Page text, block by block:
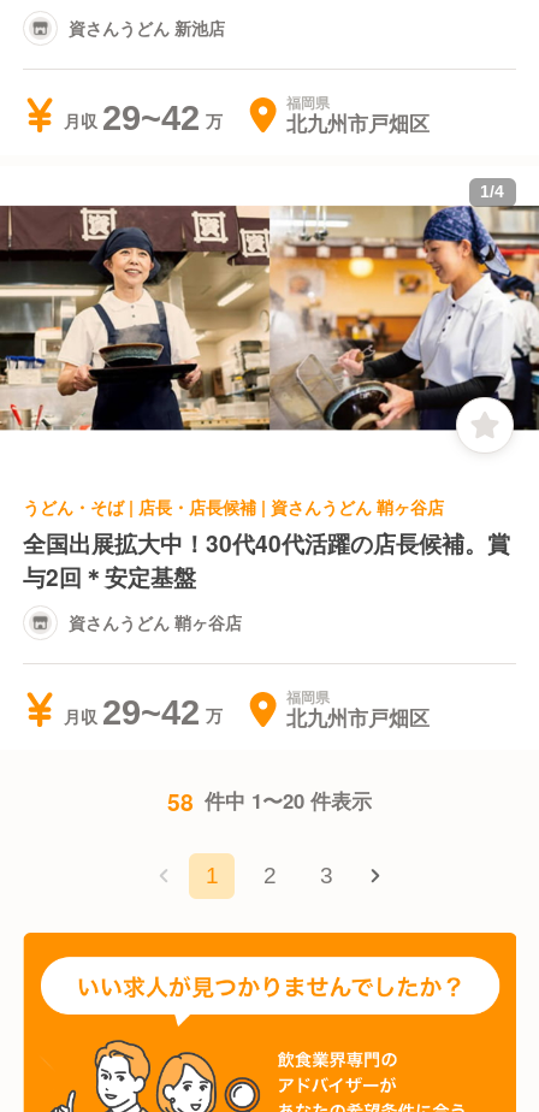
資さんうどん 新池店
月収 29~42 福岡県
北九州市戸畑区
1/4
うどん・そば | 店長・店長候補 | 資さんうどん 鞘ヶ谷店
全国出展拡大中！30代40代活躍の店長候補。賞
与2回＊安定基盤
資さんうどん 鞘ヶ谷店
月収 29~42 福岡県
北九州市戸畑区
58 件中 1〜20 件表示
1 2 3